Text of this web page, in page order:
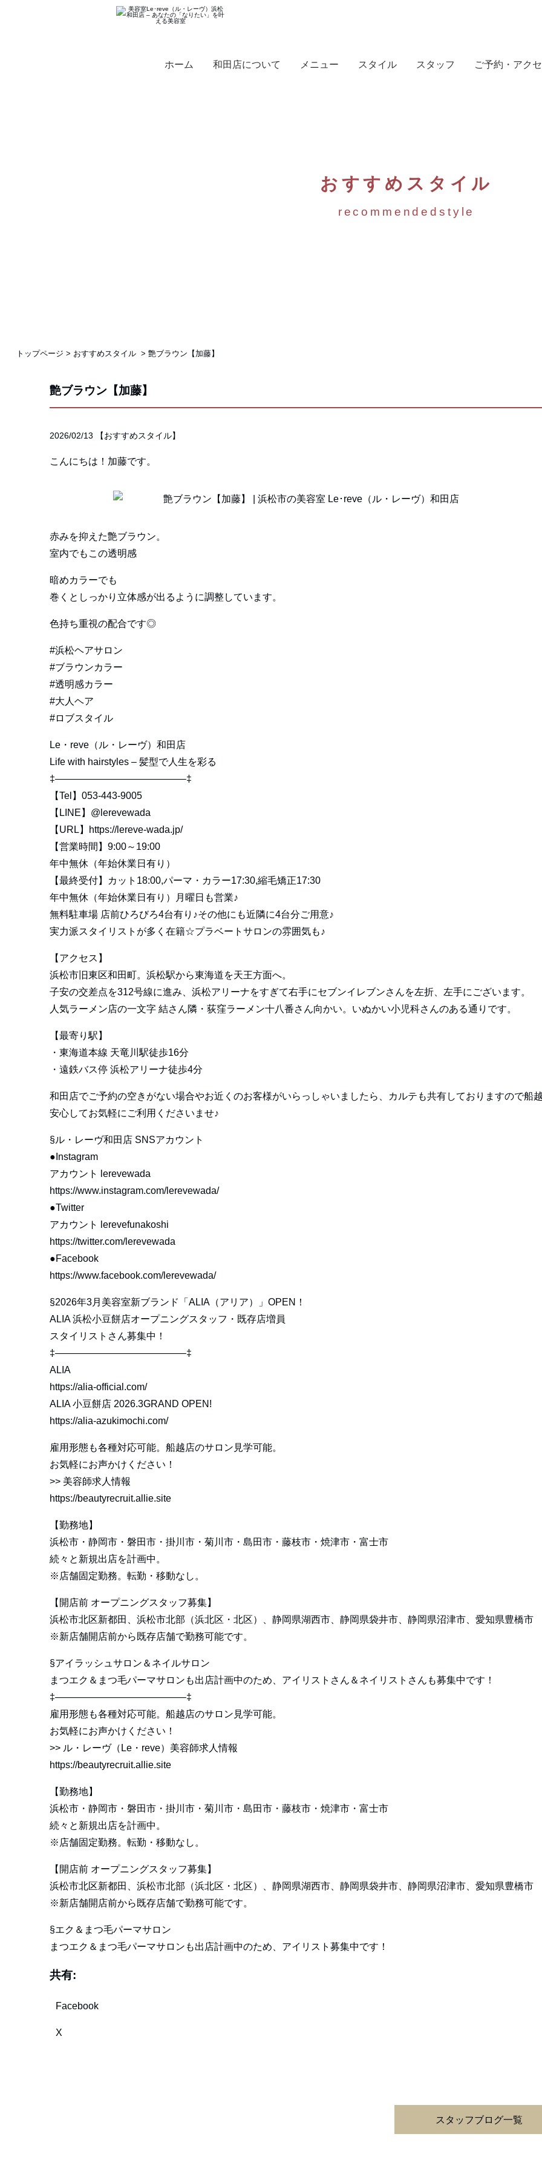
ホーム 和田店について メニュー スタイル スタッフ ご予約・アク
おすすめスタイル
recommendedstyle
トップページ > おすすめスタイル > 艶ブラウン【加藤】
艶ブラウン【加藤】
2026/02/13 【おすすめスタイル】
こんにちは！加藤です。
赤みを抑えた艶ブラウン。
室内でもこの透明感
暗めカラーでも
巻くとしっかり立体感が出るように調整しています。
色持ち重視の配合です◎
#浜松ヘアサロン
#ブラウンカラー
#透明感カラー
#大人ヘア
#ロブスタイル
Le・reve（ル・レーヴ）和田店
Life with hairstyles – 髪型で人生を彩る
‡—————————————–‡
【Tel】053-443-9005
【LINE】 @lerevewada
【URL】
https://lereve-wada.jp/
【営業時間】9:00～19:00
年中無休（年始休業日有り）
【最終受付】カット18:00,パーマ・カラー17:30,縮毛矯正17:30
年中無休（年始休業日有り）月曜日も営業♪
無料駐車場 店前ひろびろ4台有り♪その他にも近隣に4台分ご用意♪
実力派スタイリストが多く在籍☆プラベートサロンの雰囲気も♪
【アクセス】
浜松市旧東区和田町。浜松駅から東海道を天王方面へ。
子安の交差点を312号線に進み、浜松アリーナをすぎて右手にセブンイレブンさんを左折、左手にございます。
人気ラーメン店の一文字 結さん隣・荻窪ラーメン十八番さん向かい。いぬかい小児科さんのある通りです。
【最寄り駅】
・東海道本線 天竜川駅徒歩16分
・遠鉄バス停 浜松アリーナ徒歩4分
和田店でご予約の空きがない場合やお近くのお客様がいらっしゃいましたら、カルテも共有しておりますので船
安心してお気軽にご利用くださいませ♪
§ル・レーヴ和田店 SNSアカウント
●Instagram
アカウント lerevewada
https://www.instagram.com/lerevewada/
●Twitter
アカウント lerevefunakoshi
https://twitter.com/lerevewada
●Facebook
https://www.facebook.com/lerevewada/
§2026年3月美容室新ブランド「ALIA（アリア）」OPEN！
ALIA 浜松小豆餅店オープニングスタッフ・既存店増員
スタイリストさん募集中！
‡—————————————–‡
ALIA
https://alia-official.com/
ALIA 小豆餅店 2026.3GRAND OPEN!
https://alia-azukimochi.com/
雇用形態も各種対応可能。船越店のサロン見学可能。
お気軽にお声かけください！
>> 美容師求人情報
https://beautyrecruit.allie.site
【勤務地】
浜松市・静岡市・磐田市・掛川市・菊川市・島田市・藤枝市・焼津市・富士市
続々と新規出店を計画中。
※店舗固定勤務。転勤・移動なし。
【開店前 オープニングスタッフ募集】
浜松市北区新都田、浜松市北部（浜北区・北区）、静岡県湖西市、静岡県袋井市、静岡県沼津市、愛知県豊橋市
※新店舗開店前から既存店舗で勤務可能です。
§アイラッシュサロン＆ネイルサロン
まつエク＆まつ毛パーマサロンも出店計画中のため、アイリストさん＆ネイリストさんも募集中です！
‡—————————————–‡
雇用形態も各種対応可能。船越店のサロン見学可能。
お気軽にお声かけください！
>> ル・レーヴ（Le・reve）美容師求人情報
https://beautyrecruit.allie.site
【勤務地】
浜松市・静岡市・磐田市・掛川市・菊川市・島田市・藤枝市・焼津市・富士市
続々と新規出店を計画中。
※店舗固定勤務。転勤・移動なし。
【開店前 オープニングスタッフ募集】
浜松市北区新都田、浜松市北部（浜北区・北区）、静岡県湖西市、静岡県袋井市、静岡県沼津市、愛知県豊橋市
※新店舗開店前から既存店舗で勤務可能です。
§エク＆まつ毛パーマサロン
まつエク＆まつ毛パーマサロンも出店計画中のため、アイリスト募集中です！
共有:
Facebook
X
スタッフブログ一覧